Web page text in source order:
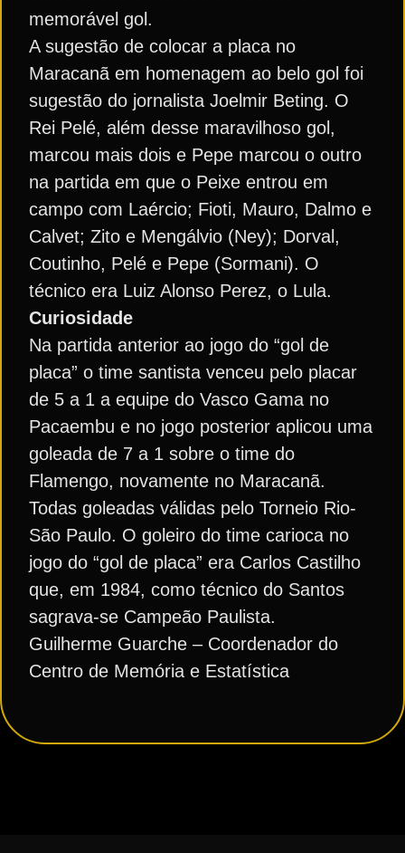
memorável gol.
A sugestão de colocar a placa no
Maracanã em homenagem ao belo gol foi
sugestão do jornalista Joelmir Beting. O
Rei Pelé, além desse maravilhoso gol,
marcou mais dois e Pepe marcou o outro
na partida em que o Peixe entrou em
campo com Laércio; Fioti, Mauro, Dalmo e
Calvet; Zito e Mengálvio (Ney); Dorval,
Coutinho, Pelé e Pepe (Sormani). O
técnico era Luiz Alonso Perez, o Lula.
Curiosidade
Na partida anterior ao jogo do “gol de
placa” o time santista venceu pelo placar
de 5 a 1 a equipe do Vasco Gama no
Pacaembu e no jogo posterior aplicou uma
goleada de 7 a 1 sobre o time do
Flamengo, novamente no Maracanã.
Todas goleadas válidas pelo Torneio Rio-
São Paulo. O goleiro do time carioca no
jogo do “gol de placa” era Carlos Castilho
que, em 1984, como técnico do Santos
sagrava-se Campeão Paulista.
Guilherme Guarche – Coordenador do
Centro de Memória e Estatística